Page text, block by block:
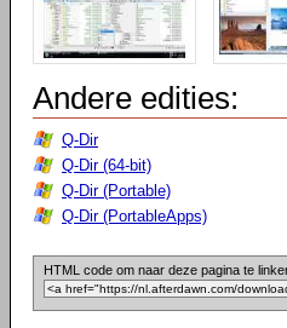
Andere edities:
Q-Dir
Q-Dir (64-bit)
Q-Dir (Portable)
Q-Dir (PortableApps)
HTML code om naar deze pagina te